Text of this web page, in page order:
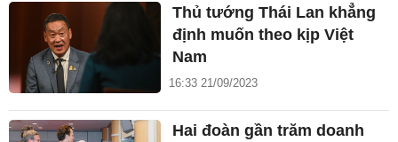
Thủ tướng Thái Lan khẳng
định muốn theo kịp Việt
Nam
16:33 21/09/2023
Hai đoàn gần trăm doanh